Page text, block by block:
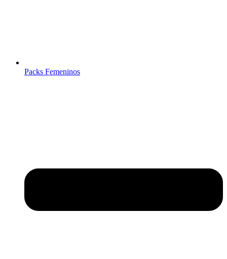
Packs Femeninos